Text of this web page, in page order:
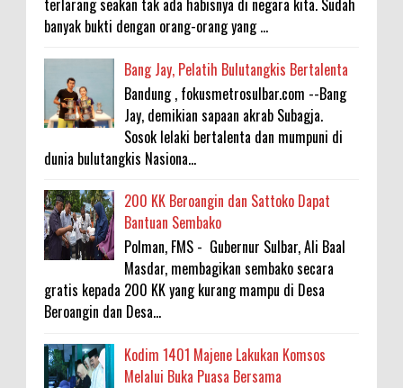
terlarang seakan tak ada habisnya di negara kita. Sudah
banyak bukti dengan orang-orang yang ...
Bang Jay, Pelatih Bulutangkis Bertalenta
Bandung , fokusmetrosulbar.com --Bang
Jay, demikian sapaan akrab Subagja.
Sosok lelaki bertalenta dan mumpuni di
dunia bulutangkis Nasiona...
200 KK Beroangin dan Sattoko Dapat
Bantuan Sembako
Polman, FMS - Gubernur Sulbar, Ali Baal
Masdar, membagikan sembako secara
gratis kepada 200 KK yang kurang mampu di Desa
Beroangin dan Desa...
Kodim 1401 Majene Lakukan Komsos
Melalui Buka Puasa Bersama